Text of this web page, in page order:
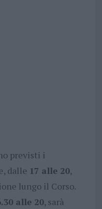
previsti i
dalle 17 alle 20,
lungo il Corso.
alle 20, sarà